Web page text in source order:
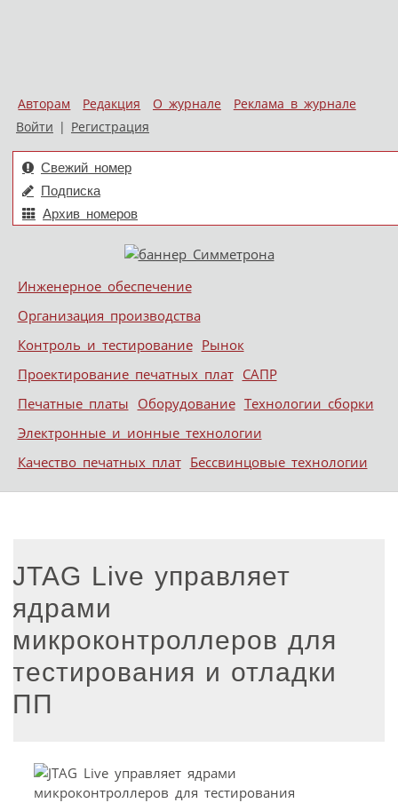
Авторам Редакция О журнале
Реклама в журнале
Войти | Регистрация
Свежий номер
Подписка
Архив номеров
Меню
Skip to content
Инженерное обеспечение
Организация производства
Контроль и тестирование Рынок
Проектирование печатных плат САПР
Печатные платы Оборудование Технологии сборки
Электронные и ионные технологии
Качество печатных плат Бессвинцовые технологии
JTAG Live управляет
ядрами
микроконтроллеров для
тестирования и отладки
ПП